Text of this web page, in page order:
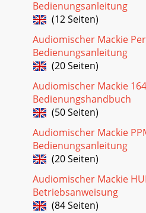
Bedienungsanleitung
(12 Seiten)
Audiomischer Mackie
Bedienungsanleitung
(20 Seiten)
Audiomischer Mackie
Bedienungshandbuch
(50 Seiten)
Audiomischer Mackie
Bedienungsanleitung
(20 Seiten)
Audiomischer Mackie HUI
Betriebsanweisung
(84 Seiten)